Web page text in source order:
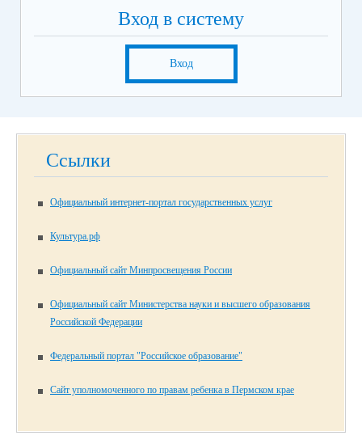
Вход в систему
Вход
Ссылки
Официальный интернет-портал государственных услуг
Культура.рф
Официальный сайт Минпросвещения России
Официальный сайт Министерства науки и высшего образования
Российской Федерации
Федеральный портал "Российское образование"
Сайт уполномоченного по правам ребенка в Пермском крае